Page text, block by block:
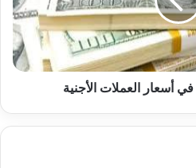
أسعار العملات الأجنية